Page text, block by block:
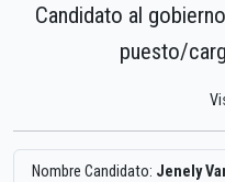
Candidato al
puesto/
Nombre Candidato: Jenely